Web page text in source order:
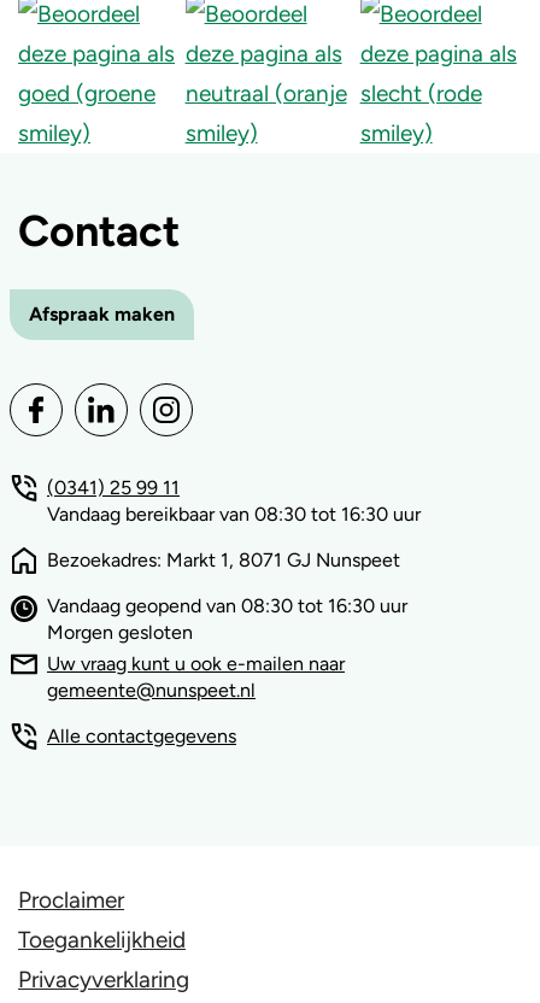
Contact
Afspraak maken
(0341) 25 99 11
Vandaag bereikbaar van 08:30 tot 16:30 uur
Bezoekadres: Markt 1, 8071 GJ Nunspeet
Vandaag geopend van 08:30 tot 16:30 uur
Morgen gesloten
Uw vraag kunt u ook e-mailen naar
gemeente@nunspeet.nl
Alle contactgegevens
Proclaimer
Toegankelijkheid
Privacyverklaring